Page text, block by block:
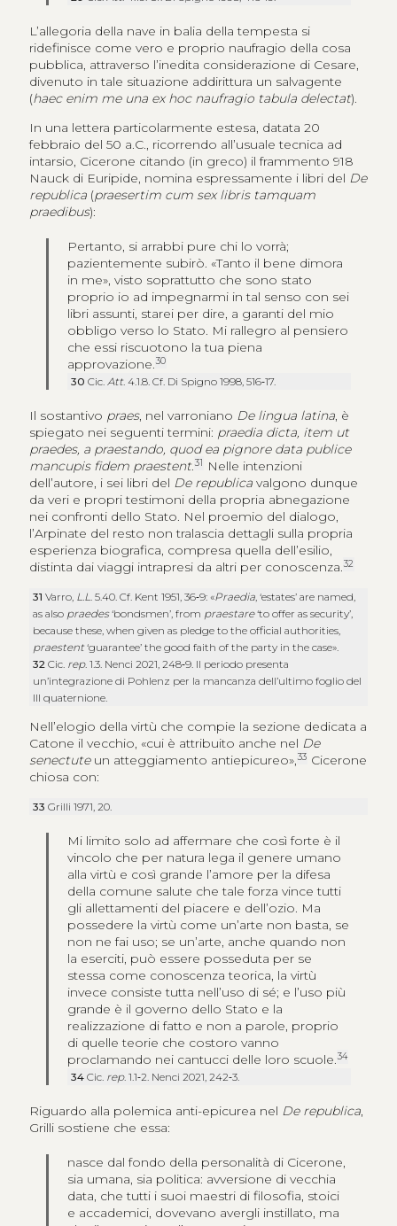
L’allegoria della nave in balia della tempesta si
ridefinisce come vero e proprio naufragio della cosa
pubblica, attraverso l’inedita considerazione di Cesare,
divenuto in tale situazione addirittura un salvagente
(haec enim me una ex hoc naufragio tabula delectat).
In una lettera particolarmente estesa, datata 20
febbraio del 50 a.C., ricorrendo all’usuale tecnica ad
intarsio, Cicerone citando (in greco) il frammento 918
Nauck di Euripide, nomina espressamente i libri del De
republica(praesertim cum sex libris tamquam
praedibus):
Pertanto, si arrabbi pure chi lo vorrà;
pazientemente subirò. «Tanto il bene dimora
in me», visto soprattutto che sono stato
proprio io ad impegnarmi in tal senso con sei
libri assunti, starei per dire, a garanti del mio
obbligo verso lo Stato. Mi rallegro al pensiero
che essi riscuotono la tua piena
approvazione.30
30Cic.Att. 4.1.8. Cf. Di Spigno 1998, 516‑17.
Il sostantivo praes, nel varroniano De lingua latina, è
spiegato nei seguenti termini: praedia dicta, item ut
praedes, a praestando, quod ea pignore data publice
mancupis fidem praestent.31
Nelle intenzioni
dell’autore, i sei libri del De republicavalgono dunque
da veri e propri testimoni della propria abnegazione
nei confronti dello Stato. Nel proemio del dialogo,
l’Arpinate del resto non tralascia dettagli sulla propria
esperienza biografica, compresa quella dell’esilio,
distinta dai viaggi intrapresi da altri per conoscenza.32
31Varro, L.L. 5.40. Cf. Kent 1951, 36‑9: «Praedia, ‘estates’ are named,
as also praedes‘bondsmen’, from praestare‘to offer as security’,
because these, when given as pledge to the official authorities,
praestent‘guarantee’ the good faith of the party in the case».
32Cic. rep. 1.3. Nenci 2021, 248‑9. Il periodo presenta
un’integrazione di Pohlenz per la mancanza dell’ultimo foglio del
III quaternione.
Nell’elogio della virtù che compie la sezione dedicata a
Catone il vecchio, «cui è attribuito anche nel De
senectuteun atteggiamento antiepicureo»,33 Cicerone
chiosa con:
33Grilli 1971, 20.
Mi limito solo ad affermare che così forte è il
vincolo che per natura lega il genere umano
alla virtù e così grande l’amore per la difesa
della comune salute che tale forza vince tutti
gli allettamenti del piacere e dell’ozio. Ma
possedere la virtù come un’arte non basta, se
non ne fai uso; se un’arte, anche quando non
la eserciti, può essere posseduta per se
stessa come conoscenza teorica, la virtù
invece consiste tutta nell’uso di sé; e l’uso più
grande è il governo dello Stato e la
realizzazione di fatto e non a parole, proprio
di quelle teorie che costoro vanno
proclamando nei cantucci delle loro scuole.34
34Cic. rep. 1.1‑2. Nenci 2021, 242‑3.
Riguardo alla polemica anti-epicurea nel De republica,
Grilli sostiene che essa:
nasce dal fondo della personalità di Cicerone,
sia umana, sia politica: avversione di vecchia
data, che tutti i suoi maestri di filosofia, stoici
e accademici, dovevano avergli instillato, ma